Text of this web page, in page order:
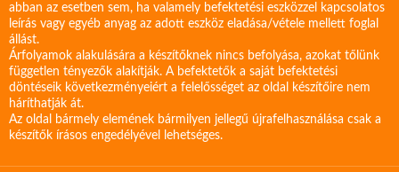
abban az esetben sem, ha valamely befektetési eszközzel kapcsolatos
leírás vagy egyéb anyag az adott eszköz eladása/vétele mellett foglal
állást.
Árfolyamok alakulására a készítőknek nincs befolyása, azokat tőlünk
független tényezők alakítják. A befektetők a saját befektetési
döntéseik következményeiért a felelősséget az oldal készítőire nem
háríthatják át.
Az oldal bármely elemének bármilyen jellegű újrafelhasználása csak a
készítők írásos engedélyével lehetséges.